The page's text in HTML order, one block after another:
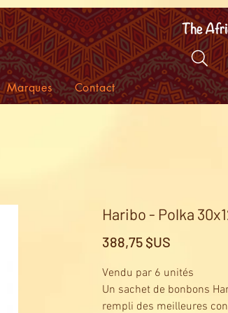
Marques Contact
Haribo - Polka
388,75 $US
Vendu par 6 unités
Un sachet de bonbons
rempli des meilleures